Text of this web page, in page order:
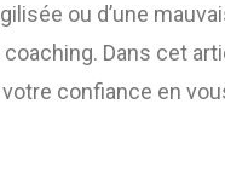
ou d’une
Dans cet
confiance en